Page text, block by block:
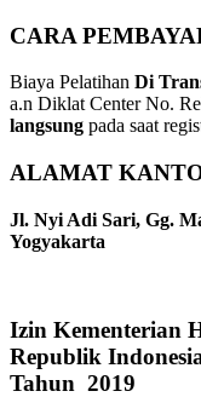
CARA
Biaya Pelatihan Di
a.n Diklat Center No.
langsung pada saat
ALAMAT
Jl. Nyi Adi Sari, Gg.
Yogyakarta
Izin Kementerian
Republik
Tahun 2019